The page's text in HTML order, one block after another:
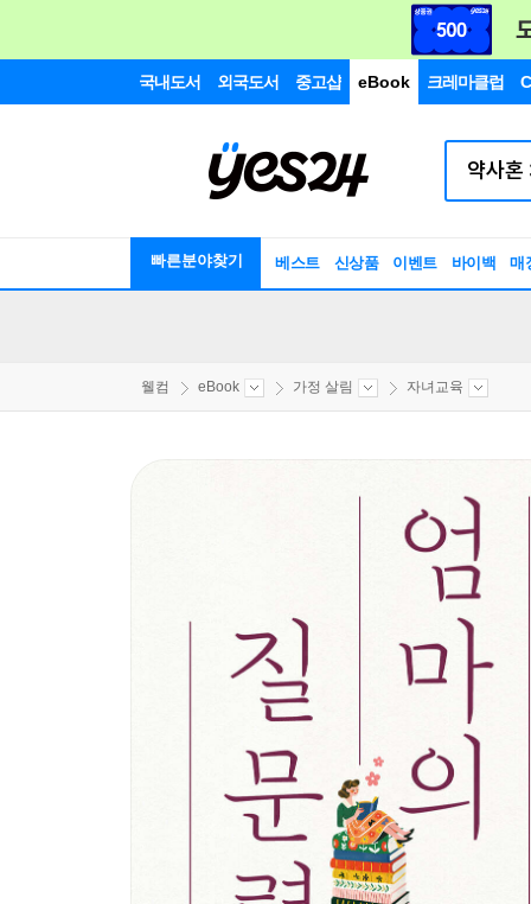
국내도서 외국도서 중고샵 eBook 크레마클럽
빠른분야찾기 베스트 신상품 이벤트 바이백 매
웰컴 eBook 가정 살림 자녀교육